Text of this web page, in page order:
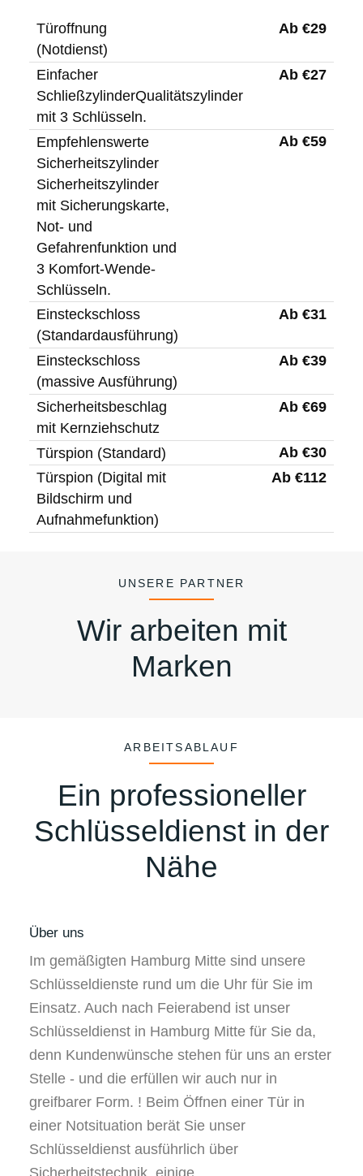
Türoffnung
(Notdienst)
Ab €29
Einfacher
SchließzylinderQualitätszylinder
mit 3 Schlüsseln.
Ab €27
Empfehlenswerte
Sicherheitszylinder
Sicherheitszylinder
mit Sicherungskarte,
Not- und
Gefahrenfunktion und
3 Komfort-Wende-
Schlüsseln.
Ab €59
Einsteckschloss
(Standardausführung)
Ab €31
Einsteckschloss
(massive Ausführung)
Ab €39
Sicherheitsbeschlag
mit Kernziehschutz
Ab €69
Türspion (Standard)
Ab €30
Türspion (Digital mit
Bildschirm und
Aufnahmefunktion)
Ab €112
UNSERE PARTNER
Wir arbeiten mit
Marken
ARBEITSABLAUF
Ein professioneller
Schlüsseldienst in der
Nähe
Über uns
Im gemäßigten Hamburg Mitte sind unsere
Schlüsseldienste rund um die Uhr für Sie im
Einsatz. Auch nach Feierabend ist unser
Schlüsseldienst in Hamburg Mitte für Sie da,
denn Kundenwünsche stehen für uns an erster
Stelle - und die erfüllen wir auch nur in
greifbarer Form. ! Beim Öffnen einer Tür in
einer Notsituation berät Sie unser
Schlüsseldienst ausführlich über
Sicherheitstechnik, einige